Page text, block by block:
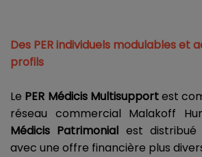
Des PER individuels modulables et
profils
Le PER Médicis Multisupportest
réseau commercial Malakoff
Médicis Patrimonial est
avec une offre financière plus